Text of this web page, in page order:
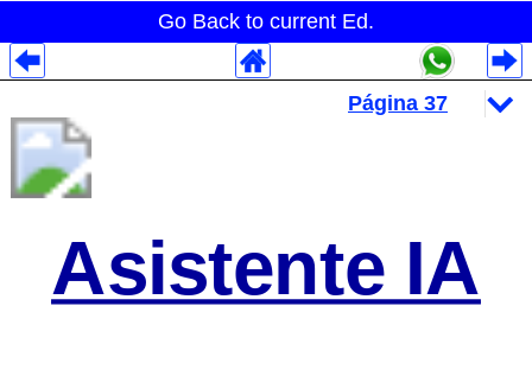
Go Back to current Ed.
Asistente IA
Despliegues Analytics
Despliegues Totales
Despliegues por Rubros